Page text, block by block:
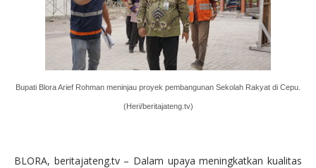
Bupati Blora Arief Rohman meninjau proyek pembangunan Sekolah Rakyat di Cepu.
(Heri/beritajateng.tv)
BLORA, beritajateng.tv – Dalam upaya meningkatkan kualitas